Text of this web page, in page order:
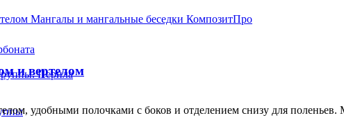
Перила
и вертелом
удобными полочками с боков и отделением снизу для